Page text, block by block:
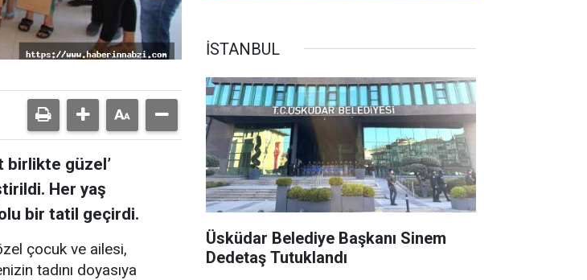
birlikte güzel’
Her yaş
bir tatil geçirdi.
çocuk ve ailesi,
tadını doyasıya
İSTANBUL
Üsküdar Belediye Başkanı Sinem
Dedetaş Tutuklandı